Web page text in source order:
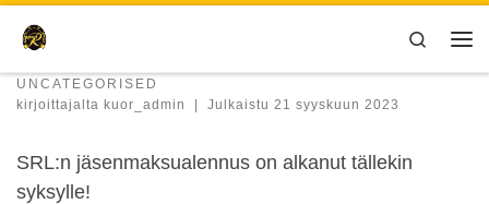
Skip to content
Search
UNCATEGORISED
kirjoittajalta kuor_admin | Julkaistu 21 syyskuun 2023
SRL:n jäsenmaksualennus on alkanut tällekin
syksylle!